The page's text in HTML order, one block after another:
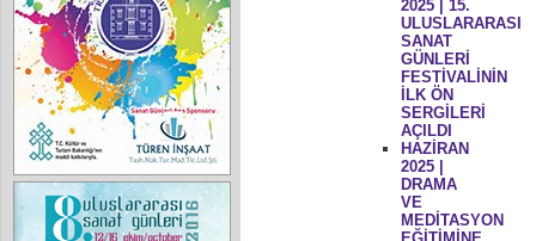
2025 | 15.
ULUSLARARASI
SANAT
GÜNLERİ
FESTİVALİNİN
İLK ÖN
SERGİLERİ
AÇILDI
HAZİRAN
2025 |
DRAMA
VE
MEDİTASYON